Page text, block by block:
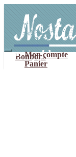
navigation
contenu
Mon compte
Panier
Bonbons